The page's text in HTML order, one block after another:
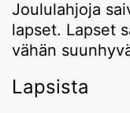
Joululahjoja
lapset. Lapset
vähän
Lapsista